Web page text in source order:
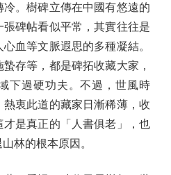
。樹碑立傳在中國有悠遠的
碑帖看似平常，其實往往是
血等文脈遐思的多種凝結。
存等，都是碑拓收藏大家，
下過硬功夫。不過，世風時
衷此道的藏家日漸稀薄，收
是真正的「人書俱老」，也
林的根本原因。